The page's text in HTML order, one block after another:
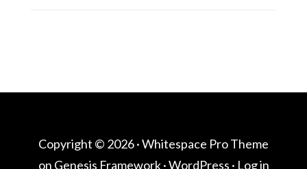
Copyright © 2026 ·Whitespace Pro Theme
on Genesis Framework·WordPress · Log in